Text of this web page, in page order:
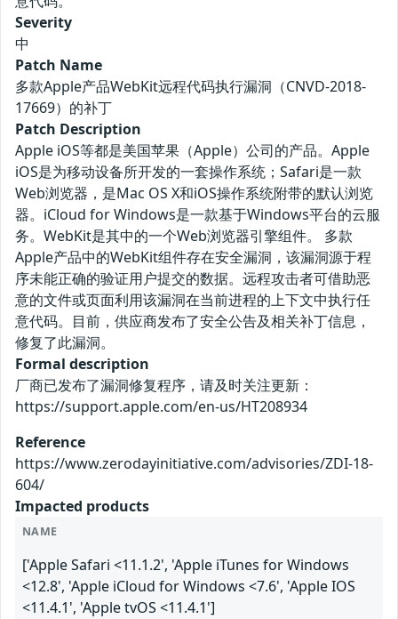
Severity
中
Patch Name
多款Apple产品WebKit远程代码执行漏洞（CNVD-2018-
17669）的补丁
Patch Description
Apple iOS等都是美国苹果（Apple）公司的产品。Apple
iOS是为移动设备所开发的一套操作系统；Safari是一款
Web浏览器，是Mac OS X和iOS操作系统附带的默认浏览
器。iCloud for Windows是一款基于Windows平台的云服
务。WebKit是其中的一个Web浏览器引擎组件。 多款
Apple产品中的WebKit组件存在安全漏洞，该漏洞源于程
序未能正确的验证用户提交的数据。远程攻击者可借助恶
意的文件或页面利用该漏洞在当前进程的上下文中执行任
意代码。目前，供应商发布了安全公告及相关补丁信息，
修复了此漏洞。
Formal description
厂商已发布了漏洞修复程序，请及时关注更新：
https://support.apple.com/en-us/HT208934
Reference
https://www.zerodayinitiative.com/advisories/ZDI-18-
604/
Impacted products
NAME
['Apple Safari <11.1.2', 'Apple iTunes for Windows
<12.8', 'Apple iCloud for Windows <7.6', 'Apple IOS
<11.4.1', 'Apple tvOS <11.4.1']